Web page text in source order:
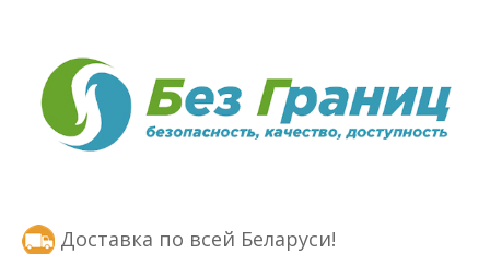
Доставка по всей Беларуси!